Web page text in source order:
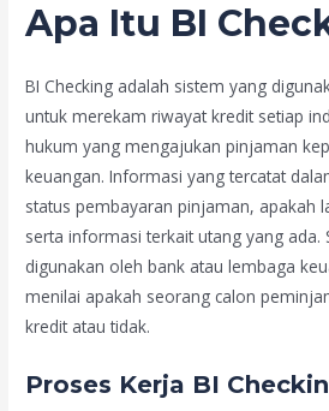
Apa Itu BI
BI Checking adalah sistem yang
untuk merekam riwayat kredit setiap
hukum yang mengajukan pinjaman
keuangan. Informasi yang tercatat
status pembayaran pinjaman, apakah
serta informasi terkait utang yang ada.
digunakan oleh bank atau lembaga
menilai apakah seorang calon
kredit atau tidak.
Proses Kerja BI